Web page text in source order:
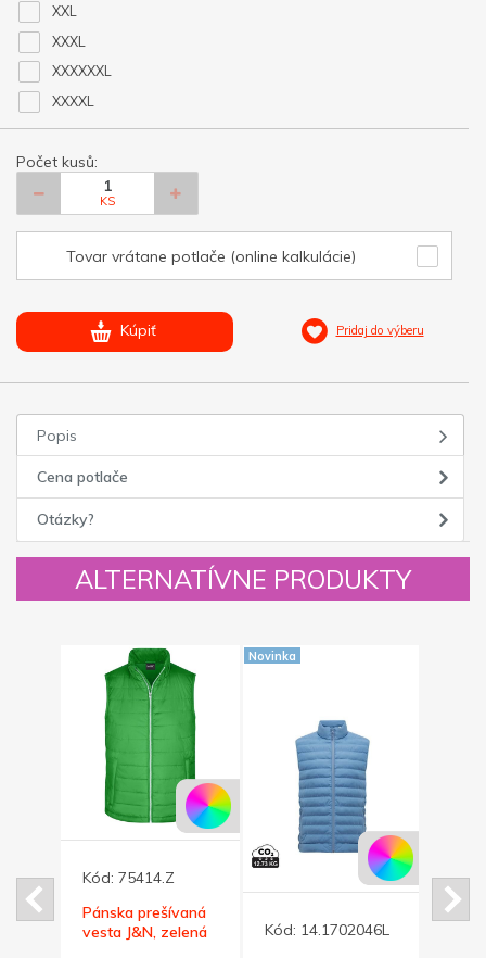
XXL
XXXL
XXXXXXL
XXXXL
Počet kusů:
KS
Tovar vrátane potlače (online kalkulácie)
Kúpiť Pridaj do výberu
Popis
Cena potlače
Otázky?
ALTERNATÍVNE PRODUKTY
Kód: 75414.Z
Pánska prešívaná
vesta J&N, zelená
Novinka
Kód: 14.1702046L